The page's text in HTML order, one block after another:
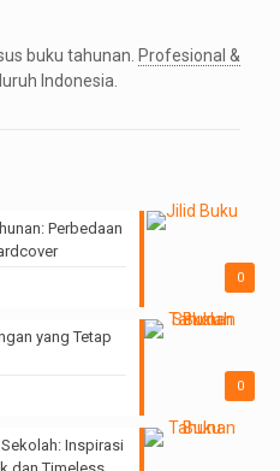
buku tahunan. Profesional &
Indonesia.
0
Perbedaan
0
yang Tetap
Inspirasi